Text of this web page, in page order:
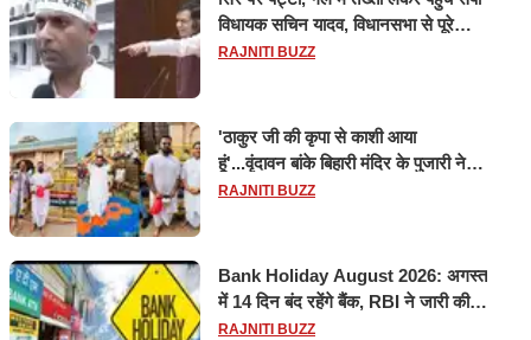
विधायक सचिन यादव, विधानसभा से पूरे
मानसून सत्र के लिए किया गया निलंबित
RAJNITI BUZZ
'ठाकुर जी की कृपा से काशी आया
हूं'...वृंदावन बांके बिहारी मंदिर के पुजारी ने
किया श्री काशी विश्वनाथ का जलाभिषेक
RAJNITI BUZZ
Bank Holiday August 2026: अगस्त
में 14 दिन बंद रहेंगे बैंक, RBI ने जारी की
छुट्टियों की लिस्ट​​​​​​​
RAJNITI BUZZ